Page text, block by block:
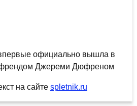
на сайте spletnik.ru